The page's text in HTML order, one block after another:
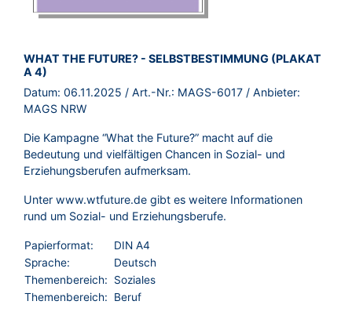
BROSCHÜRE:
WHAT THE FUTURE? - SELBSTBESTIMMUNG (PLAKAT
A 4)
Datum: 06.11.2025 / Art.-Nr.: MAGS-6017 / Anbieter:
MAGS NRW
Die Kampagne “What the Future?” macht auf die
Bedeutung und vielfältigen Chancen in Sozial- und
Erziehungsberufen aufmerksam.
Unter www.wtfuture.de gibt es weitere Informationen
rund um Sozial- und Erziehungsberufe.
Papierformat:
DIN A4
Sprache:
Deutsch
Themenbereich:
Soziales
Themenbereich:
Beruf